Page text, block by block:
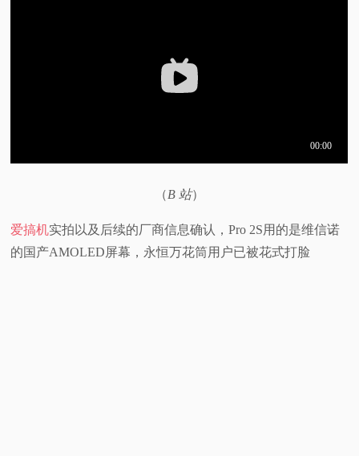
（B 站）
爱搞机实拍以及后续的厂商信息确认，Pro 2S用的是维信诺
的国产AMOLED屏幕，永恒万花筒用户已被花式打脸